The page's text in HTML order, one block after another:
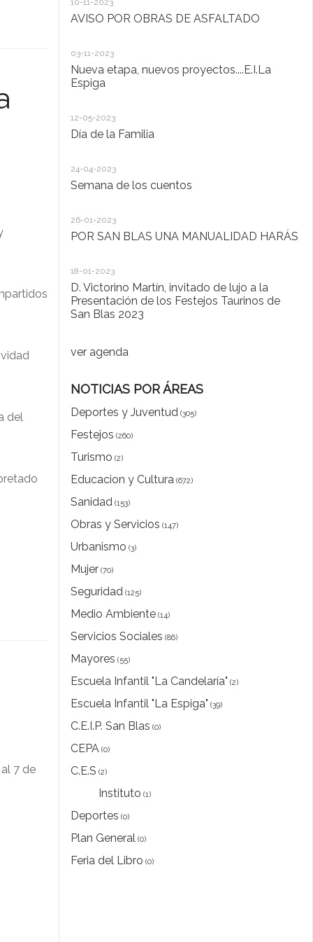
del
7 de
10-11-2023
AVISO POR OBRAS DE ASFALTADO
03-11-2023
Nueva etapa, nuevos proyectos....E.I.La
Espiga
12-05-2023
Día de la Familia
24-04-2023
Semana de los cuentos
26-01-2023
POR SAN BLAS UNA MANUALIDAD HARÁS
18-01-2023
D. Victorino Martín, invitado de lujo a la
Presentación de los Festejos Taurinos de
San Blas 2023
ver agenda
NOTICIAS POR ÁREAS
Deportes y Juventud(305)
Festejos (260)
Turismo (2)
Educacion y Cultura(672)
Sanidad(153)
Obras y Servicios (147)
Urbanismo (3)
Mujer(70)
Seguridad(125)
Medio Ambiente(14)
Servicios Sociales (86)
Mayores (55)
Escuela Infantil "La Candelaría" (2)
Escuela Infantil "La Espiga" (39)
C.E.I.P. San Blas (0)
CEPA(0)
C.E.S (2)
Instituto (1)
Deportes (0)
Plan General(0)
Feria del Libro (0)